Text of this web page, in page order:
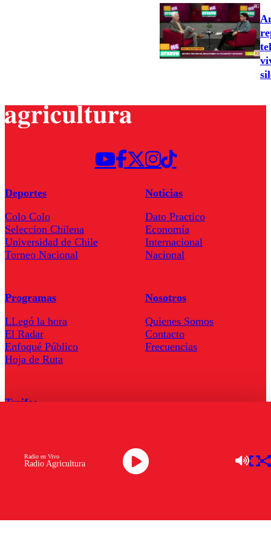
Radio Agricultura
Radio en Vivo
Deportes
Colo Colo
Seleccion Chilena
Universidad de Chile
Torneo Nacional
Noticias
Dato Practico
Economía
Internacional
Nacional
Programas
LLegó la hora
El Radar
Enfoqué Público
Hoja de Ruta
Nosotros
Quienes Somos
Contacto
Frecuencias
Tarifas
Descarga la APP